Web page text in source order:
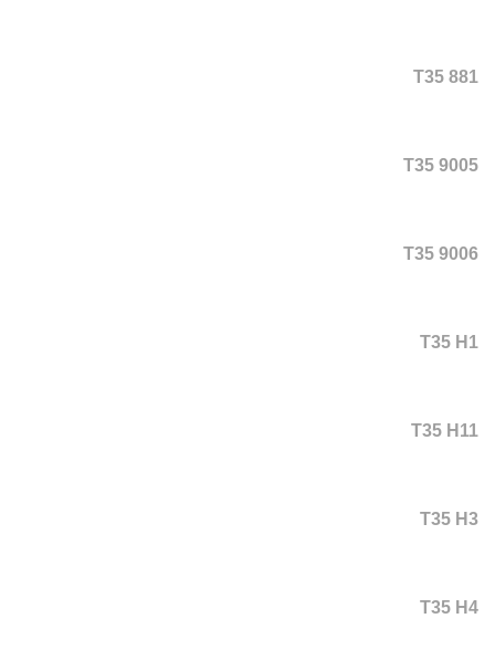
T35 881
T35 9005
T35 9006
T35 H1
T35 H11
T35 H3
T35 H4